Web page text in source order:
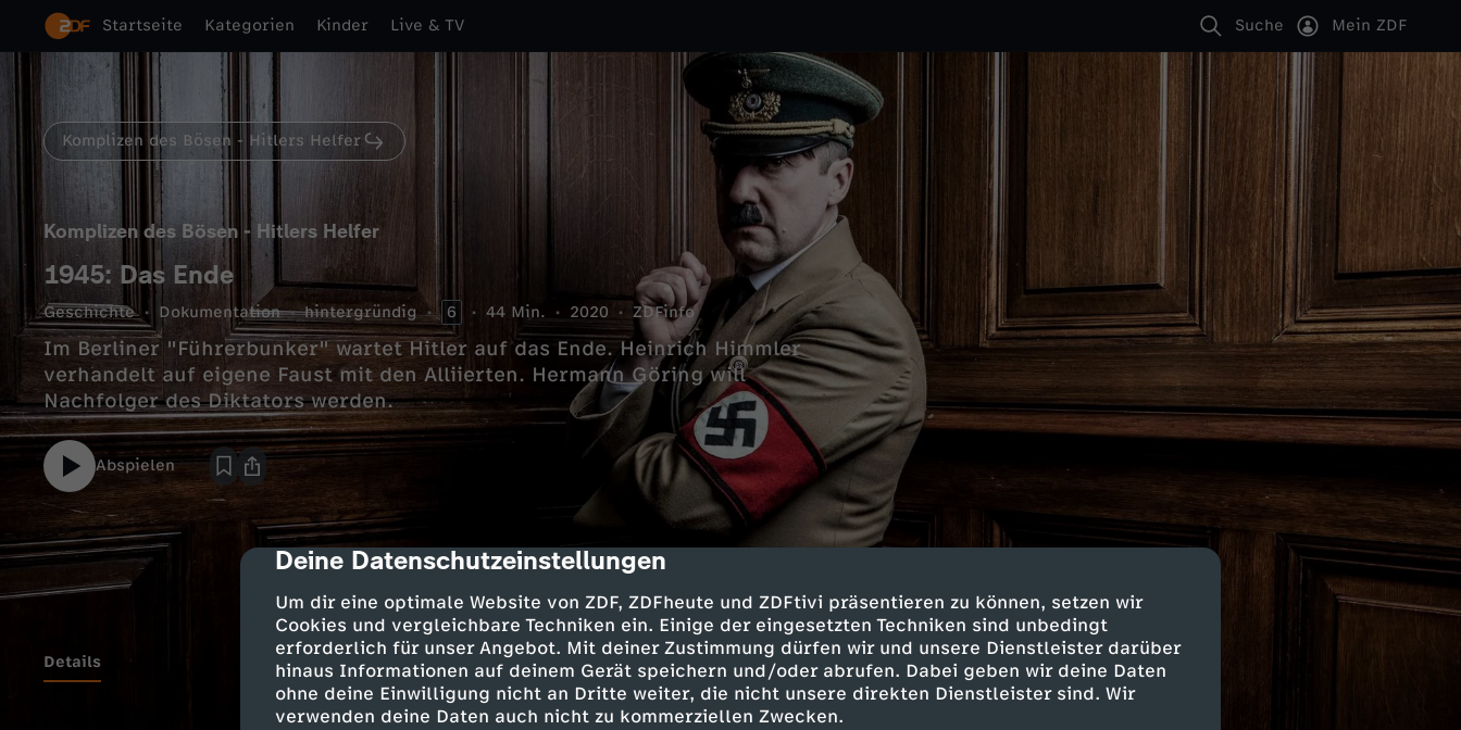
cmp-dialog-description
Deine Datenschutzeinstellungen
Um dir eine optimale Website von ZDF, ZDFheute und ZDFtivi präsentieren zu können, setzen wir
Cookies und vergleichbare Techniken ein. Einige der eingesetzten Techniken sind unbedingt
erforderlich für unser Angebot. Mit deiner Zustimmung dürfen wir und unsere Dienstleister darüber
hinaus Informationen auf deinem Gerät speichern und/oder abrufen. Dabei geben wir deine Daten
ohne deine Einwilligung nicht an Dritte weiter, die nicht unsere direkten Dienstleister sind. Wir
verwenden deine Daten auch nicht zu kommerziellen Zwecken.
Startseite Kategorien Kinder Live & TV Suche Mein ZDF
Komplizen des Bösen - Hitlers Helfer
Komplizen des Bösen - Hitlers Helfer
1945: Das Ende
Geschichte Dokumentation hintergründig 6 44 Min. 2020 ZDFinfo
Im Berliner "Führerbunker" wartet Hitler auf das Ende. Heinrich Himmler
verhandelt auf eigene Faust mit den Alliierten. Hermann Göring will
Nachfolger des Diktators werden.
Abspielen
Details